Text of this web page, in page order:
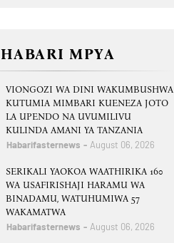
HABARI MPYA
VIONGOZI WA DINI WAKUMBUSHWA
KUTUMIA MIMBARI KUENEZA JOTO
LA UPENDO NA UVUMILIVU
KULINDA AMANI YA TANZANIA
Habarifasternews August 06, 2026
SERIKALI YAOKOA WAATHIRIKA 160
WA USAFIRISHAJI HARAMU WA
BINADAMU, WATUHUMIWA 57
WAKAMATWA
Habarifasternews August 06, 2026